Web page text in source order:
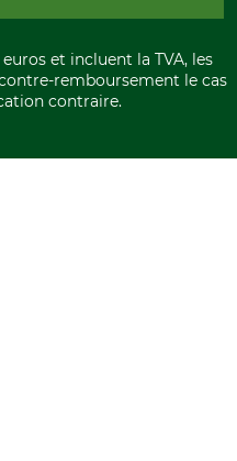
et incluent la TVA, les
remboursement le cas
contraire.